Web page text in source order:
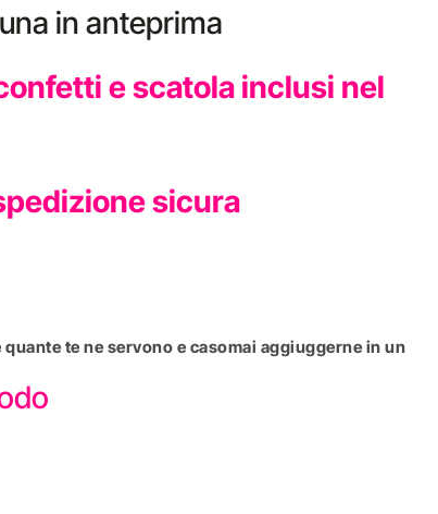
in anteprima
e scatola inclusi nel
sicura
te ne servono e casomai aggiuggerne in un